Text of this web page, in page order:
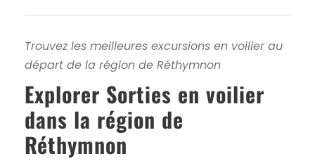
Trouvez les meilleures excursions en voilier au
départ de la région de Réthymnon
Explorer Sorties en voilier
dans la région de
Réthymnon